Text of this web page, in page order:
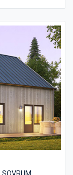
och två
vänta med att
På övre plan finns
rymma tv- och
för en
traditionella
liggande
fönster.
fönster och
en mängd
utföranden som
mm för att